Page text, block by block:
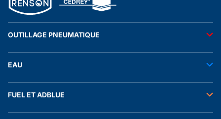
OUTILLAGE PNEUMATIQUE
Accessoires pneumatiques
EAU
Tuyaux
Raccords et autres accessoires
FUEL ET ADBLUE